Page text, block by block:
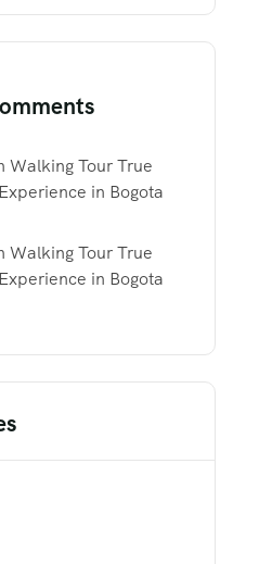
Walking Tour True
in Bogota
Walking Tour True
in Bogota